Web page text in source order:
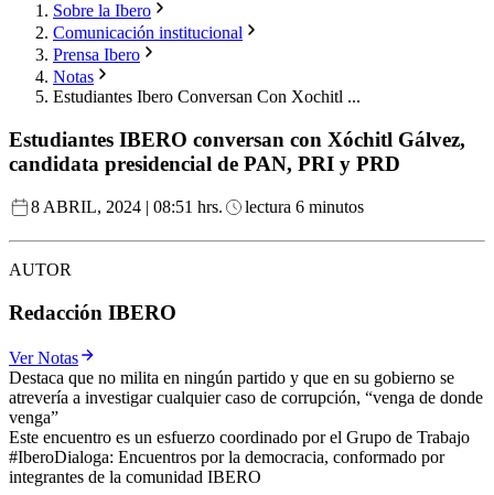
Sobre la Ibero
Comunicación institucional
Prensa Ibero
Notas
Estudiantes Ibero Conversan Con Xochitl ...
Estudiantes IBERO conversan con Xóchitl Gálvez,
candidata presidencial de PAN, PRI y PRD
8 ABRIL, 2024 | 08:51 hrs. lectura 6 minutos
AUTOR
Redacción IBERO
Ver Notas
Destaca que no milita en ningún partido y que en su gobierno se
atrevería a investigar cualquier caso de corrupción, “venga de donde
venga”
Este encuentro es un esfuerzo coordinado por el Grupo de Trabajo
#IberoDialoga: Encuentros por la democracia, conformado por
integrantes de la comunidad IBERO